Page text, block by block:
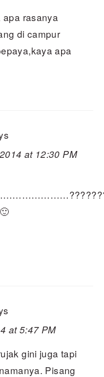
rasanya
di campur
apa
at 12:30 PM
at 5:47 PM
gini juga tapi
Pisang